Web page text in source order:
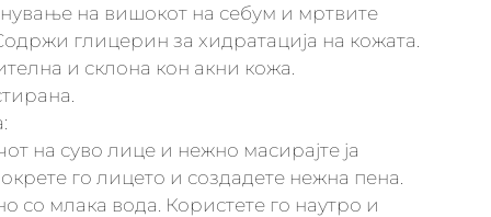
на вишокот на себум и мртвите
глицерин за хидратација на кожата.
и склона кон акни кожа.
на суво лице и нежно масирајте ја
го лицето и создадете нежна пена.
со млака вода. Користете го наутро и